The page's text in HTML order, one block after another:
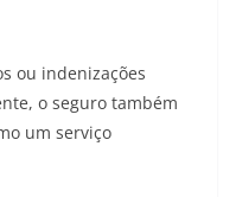
ou indenizações
o seguro também
um serviço